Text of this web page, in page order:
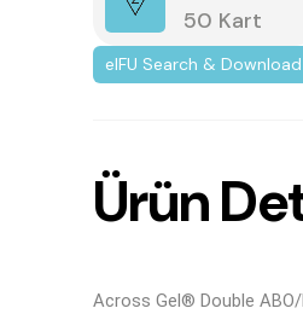
50 Kart
eIFU Search & Download
ÜrünDe
Across Gel® Double ABO/